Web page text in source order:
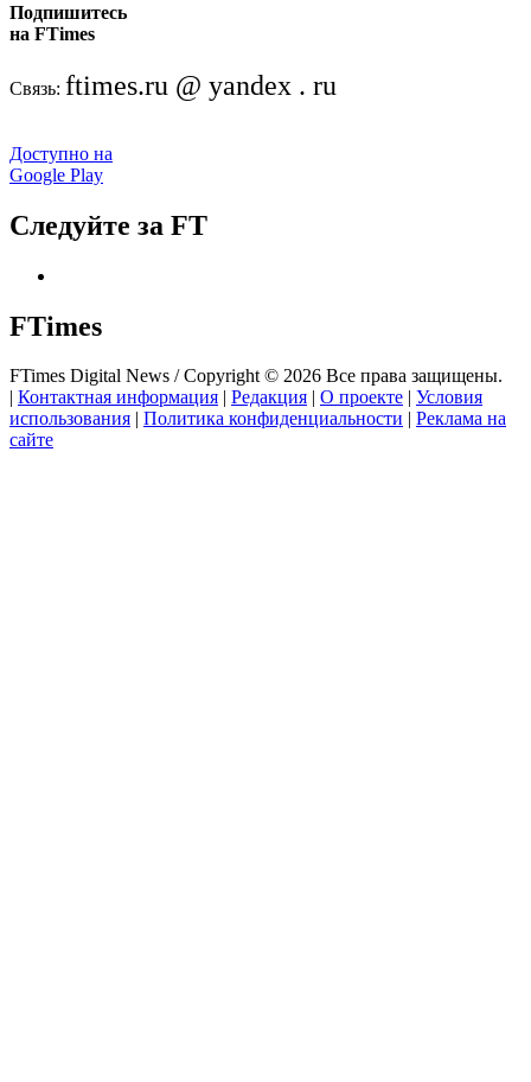
Подпишитесь
на FTimes
Связь: ftimes.ru @ yandex . ru
Доступно на
Google Play
Следуйте за FT
FTimes
FTimes Digital News / Copyright © 2026 Все права защищены.
Контактная информация Редакция О проекте
Условия
использования
Политика конфиденциальности
Реклама на
сайте